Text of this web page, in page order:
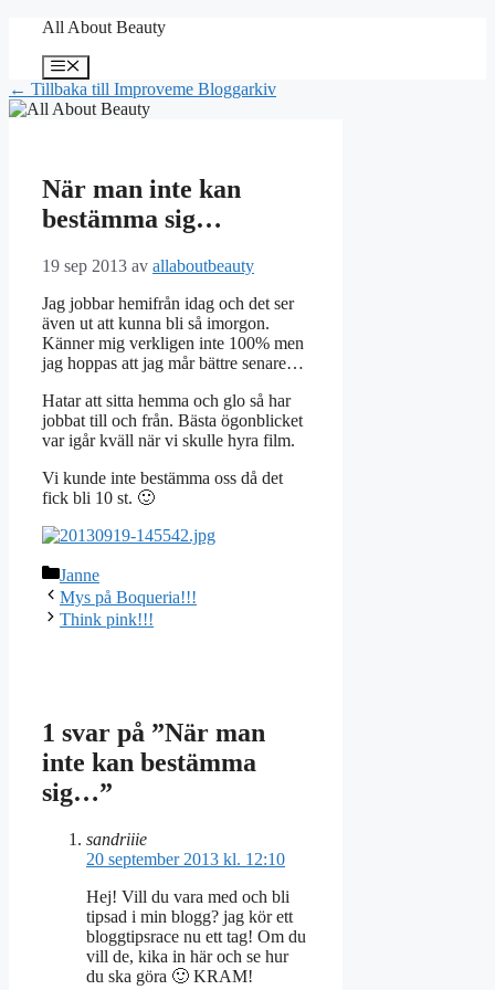
Hoppa
innehåll
All About Beauty
Meny
← Tillbaka till Improveme Bloggarkiv
När man inte kan
bestämma sig…
19 sep 2013 av allaboutbeauty
Jag jobbar hemifrån idag och det ser
även ut att kunna bli så imorgon.
Känner mig verkligen inte 100% men
jag hoppas att jag mår bättre senare…
Hatar att sitta hemma och glo så har
jobbat till och från. Bästa ögonblicket
var igår kväll när vi skulle hyra film.
Vi kunde inte bestämma oss då det
fick bli 10 st. 🙂
Kategorier
Janne
Mys på Boqueria!!!
Think pink!!!
1 svar på ”När man
inte kan bestämma
sig…”
sandriiie
20 september 2013 kl. 12:10
Hej! Vill du vara med och bli
tipsad i min blogg? jag kör ett
bloggtipsrace nu ett tag! Om du
vill de, kika in här och se hur
du ska göra 🙂 KRAM!